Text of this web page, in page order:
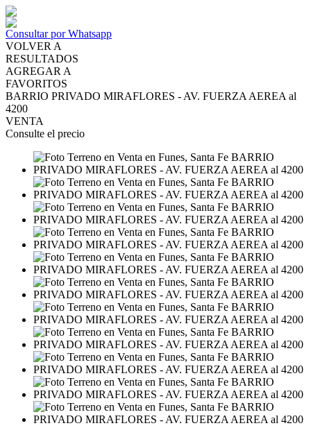
Consultar por Whatsapp
VOLVER A
RESULTADOS
AGREGAR A
FAVORITOS
BARRIO PRIVADO MIRAFLORES - AV. FUERZA AEREA al
4200
VENTA
Consulte el precio